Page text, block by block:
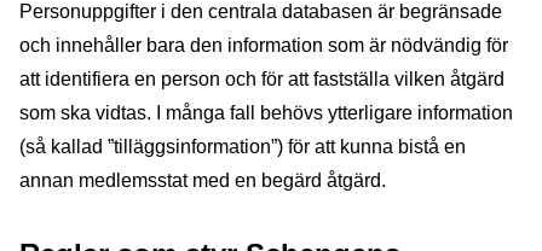
Personuppgifter i den centrala databasen är begränsade
och innehåller bara den information som är nödvändig för
att identifiera en person och för att fastställa vilken åtgärd
som ska vidtas. I många fall behövs ytterligare information
(så kallad ”tilläggsinformation”) för att kunna bistå en
annan medlemsstat med en begärd åtgärd.